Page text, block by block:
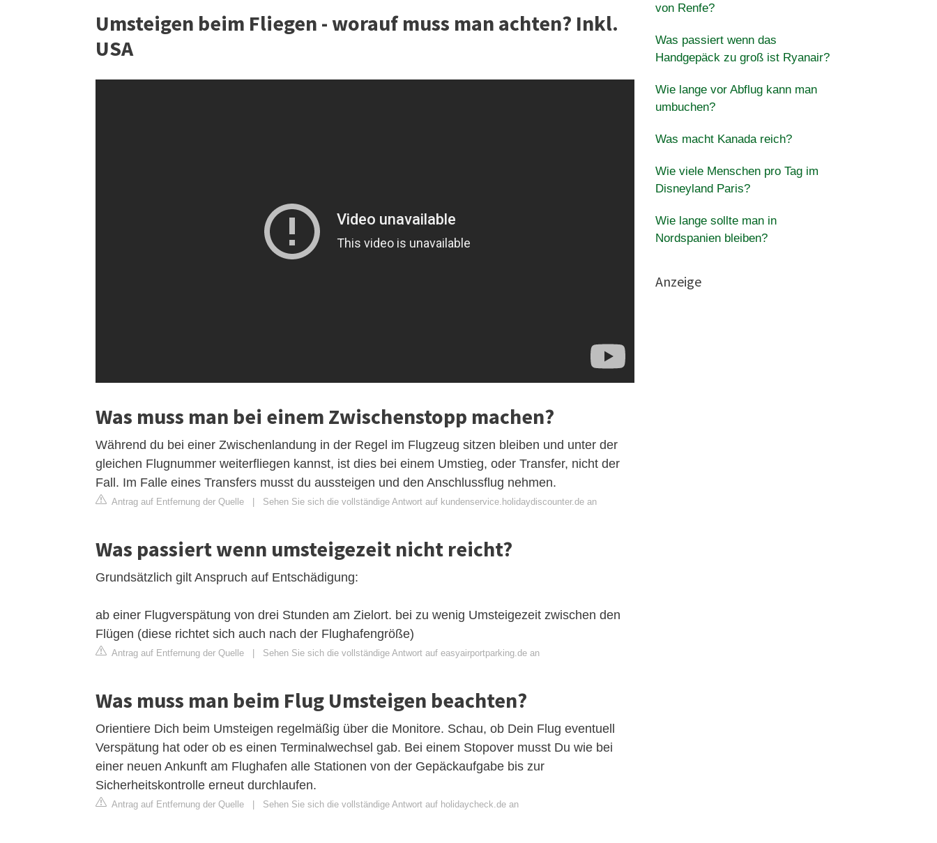
Umsteigen beim Fliegen - worauf muss man achten? Inkl.
USA
Was muss man bei einem Zwischenstopp machen?
Während du bei einer Zwischenlandung in der Regel im Flugzeug sitzen bleiben und unter der
gleichen Flugnummer weiterfliegen kannst, ist dies bei einem Umstieg, oder Transfer, nicht der
Fall. Im Falle eines Transfers musst du aussteigen und den Anschlussflug nehmen.
Antrag auf Entfernung der Quelle | Sehen Sie sich die vollständige Antwort auf kundenservice.holidaydiscounter.de an
Was passiert wenn umsteigezeit nicht reicht?
Grundsätzlich gilt Anspruch auf Entschädigung:
ab einer Flugverspätung von drei Stunden am Zielort. bei zu wenig Umsteigezeit zwischen den
Flügen (diese richtet sich auch nach der Flughafengröße)
Antrag auf Entfernung der Quelle | Sehen Sie sich die vollständige Antwort auf easyairportparking.de an
Was muss man beim Flug Umsteigen beachten?
Orientiere Dich beim Umsteigen regelmäßig über die Monitore. Schau, ob Dein Flug eventuell
Verspätung hat oder ob es einen Terminalwechsel gab. Bei einem Stopover musst Du wie bei
einer neuen Ankunft am Flughafen alle Stationen von der Gepäckaufgabe bis zur
Sicherheitskontrolle erneut durchlaufen.
Antrag auf Entfernung der Quelle | Sehen Sie sich die vollständige Antwort auf holidaycheck.de an
von Renfe?
Was passiert wenn das
Handgepäck zu groß ist Ryanair?
Wie lange vor Abflug kann man
umbuchen?
Was macht Kanada reich?
Wie viele Menschen pro Tag im
Disneyland Paris?
Wie lange sollte man in
Nordspanien bleiben?
Anzeige